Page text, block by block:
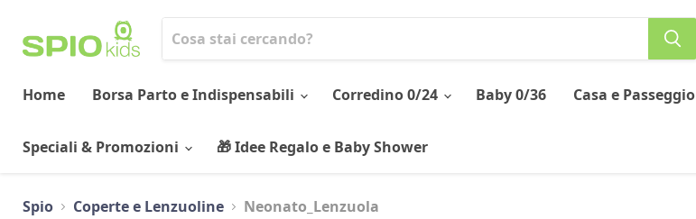
Home Borsa Parto e Indispensabili Corredino 0/24 Baby 0/36 Casa e Passeggio
Speciali & Promozioni 🎁 Idee Regalo e Baby Shower
Spio Coperte e Lenzuoline Neonato_Lenzuola